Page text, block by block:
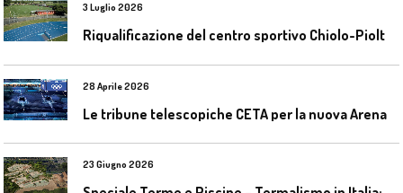
3 Luglio 2026
28 Aprile 2026
23 Giugno 2026